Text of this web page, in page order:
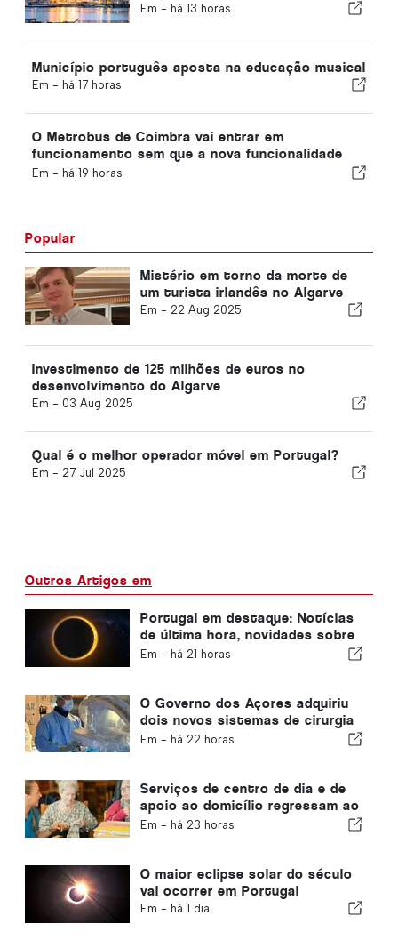
Em - há 13 horas
Município português aposta na educação musical
Em - há 17 horas
O Metrobus de Coimbra vai entrar em
funcionamento sem que a nova funcionalidade
esteja concluída
Em - há 19 horas
Popular
Mistério em torno da morte de
um turista irlandês no Algarve
Em - 22 Aug 2025
Investimento de 125 milhões de euros no
desenvolvimento do Algarve
Em - 03 Aug 2025
Qual é o melhor operador móvel em Portugal?
Em - 27 Jul 2025
Outros Artigos em
Portugal em destaque: Notícias
de última hora, novidades sobre
viagens e as principais notícias
Em - há 21 horas
O Governo dos Açores adquiriu
dois novos sistemas de cirurgia
robótica
Em - há 22 horas
Serviços de centro de dia e de
apoio ao domicílio regressam ao
município de Portugal
Em - há 23 horas
O maior eclipse solar do século
vai ocorrer em Portugal
Em - há 1 dia